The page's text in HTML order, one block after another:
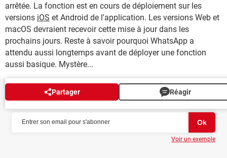
arrêtée. La fonction est en cours de déploiement sur les
versions iOS et Android de l'application. Les versions Web et
macOS devraient recevoir cette mise à jour dans les
prochains jours. Reste à savoir pourquoi WhatsApp a
attendu aussi longtemps avant de déployer une fonction
aussi basique. Mystère...
Partager Réagir
NEWSLETTER
Voir un exemple